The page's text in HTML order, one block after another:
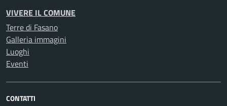
VIVERE IL COMUNE
Terre di Fasano
Galleria immagini
Luoghi
Eventi
CONTATTI